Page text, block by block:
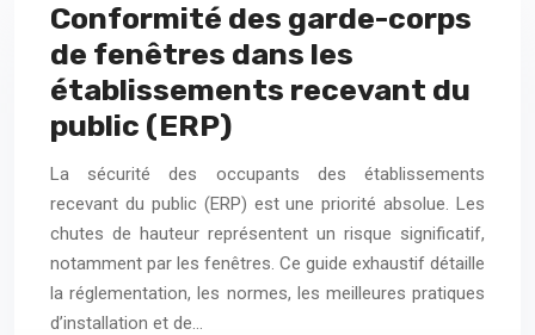
Conformité des garde-corps
de fenêtres dans les
établissements recevant du
public (ERP)
La sécurité des occupants des établissements
recevant du public (ERP) est une priorité absolue. Les
chutes de hauteur représentent un risque significatif,
notamment par les fenêtres. Ce guide exhaustif détaille
la réglementation, les normes, les meilleures pratiques
d’installation et de…